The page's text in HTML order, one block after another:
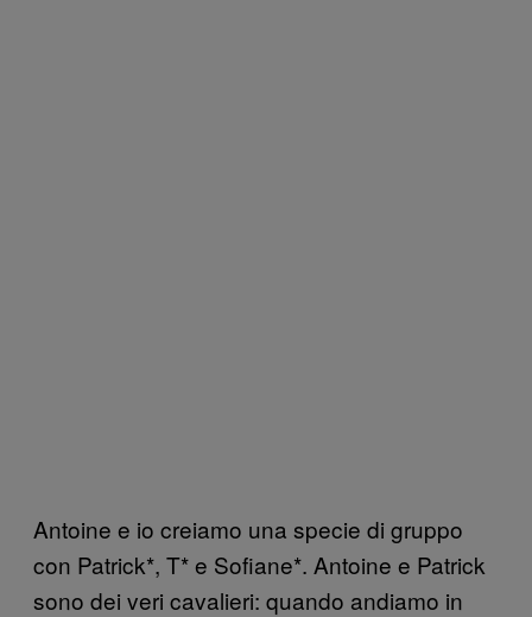
Antoine e io creiamo una specie di gruppo
con Patrick*, T* e Sofiane*. Antoine e Patrick
sono dei veri cavalieri: quando andiamo in